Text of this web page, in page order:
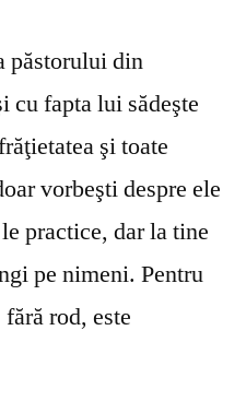
păstorului din
cu fapta lui sădeşte
şi toate
vorbeşti despre ele
practice, dar la tine
pe nimeni. Pentru
rod, este